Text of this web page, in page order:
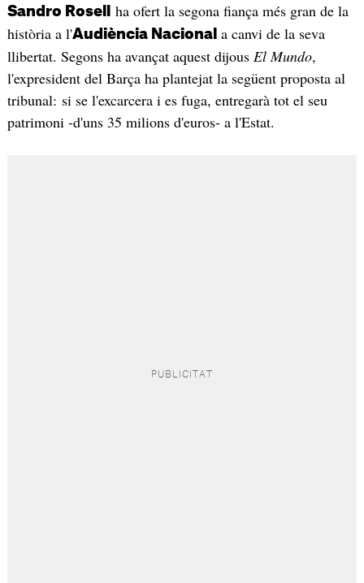
Sandro Rosell ha ofert la segona fiança més gran de la
història a l'Audiència Nacional a canvi de la seva
llibertat. Segons ha avançat aquest dijousEl Mundo,
l'expresident del Barça ha plantejat la següent proposta al
tribunal: si se l'excarcera i es fuga, entregarà tot el seu
patrimoni -d'uns 35 milions d'euros- a l'Estat.